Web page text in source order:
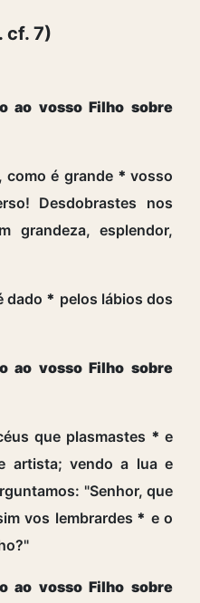
cf. 7)
ao vosso Filho sobre
como é grande * vosso
Desdobrastes nos
grandeza, esplendor,
dado * pelos lábios dos
ao vosso Filho sobre
que plasmastes * e
artista; vendo a lua e
"Senhor, que
vos lembrardes * e o
ao vosso Filho sobre